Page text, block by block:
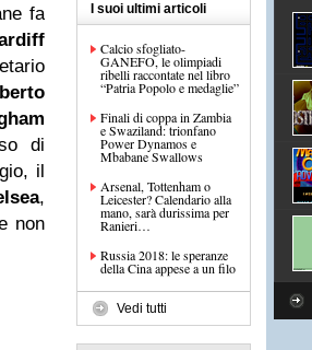
fa
di
il
,
non
I suoi ultimi articoli
Calcio sfogliato-
GANEFO, le olimpiadi
ribelli raccontate nel libro
“Patria Popolo e medaglie”
Finali di coppa in Zambia
e Swaziland: trionfano
Power Dynamos e
Mbabane Swallows
Arsenal, Tottenham o
Leicester? Calendario alla
mano, sarà durissima per
Ranieri…
Russia 2018: le speranze
della Cina appese a un filo
Vedi tutti